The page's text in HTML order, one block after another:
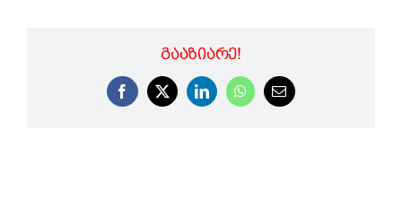
ᲒᲐᲐᲖᲘᲐᲠᲔ!
Facebook
X LinkedInWhatsApp
Email